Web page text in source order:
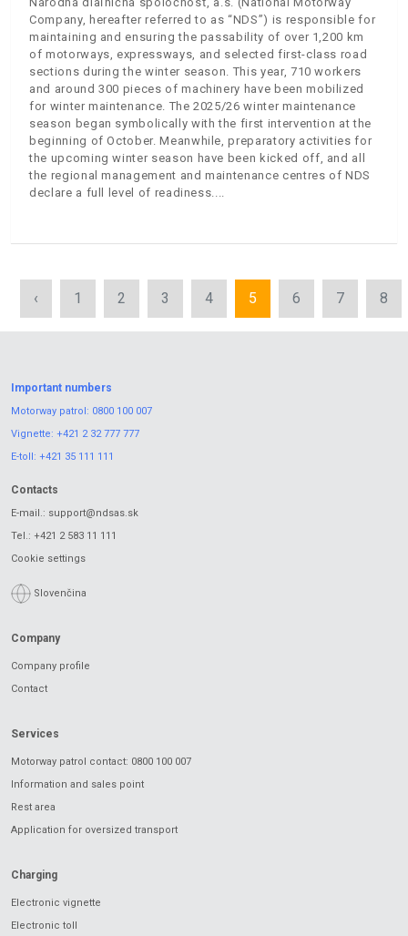
Company, hereafter referred to as “NDS”) is responsible for
maintaining and ensuring the passability of over 1,200 km
of motorways, expressways, and selected first-class road
sections during the winter season. This year, 710 workers
and around 300 pieces of machinery have been mobilized
for winter maintenance. The 2025/26 winter maintenance
season began symbolically with the first intervention at the
beginning of October. Meanwhile, preparatory activities for
the upcoming winter season have been kicked off, and all
the regional management and maintenance centres of NDS
declare a full level of readiness.
‹ 1 2 3 4 5 6 7 8
Important numbers
Motorway patrol: 0800 100 007
Vignette: +421 2 32 777 777
E-toll: +421 35 111 111
Contacts
E-mail.: support@ndsas.sk
Tel.: +421 2 583 11 111
Cookie settings
Slovenčina
Company
Company profile
Contact
Services
Motorway patrol contact: 0800 100 007
Information and sales point
Rest area
Application for oversized transport
Charging
Electronic vignette
Electronic toll